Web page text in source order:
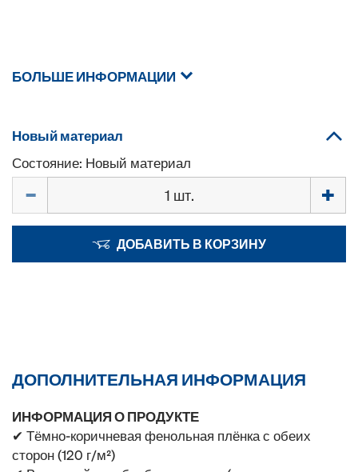
БОЛЬШЕ ИНФОРМАЦИИ
Новый материал
Состояние: Новый материал
ДОБАВИТЬ В КОРЗИНУ
ДОПОЛНИТЕЛЬНАЯ ИНФОРМАЦИЯ
ИНФОРМАЦИЯ О ПРОДУКТЕ
✔ Тёмно-коричневая фенольная плёнка с обеих
сторон (120 г/м²)